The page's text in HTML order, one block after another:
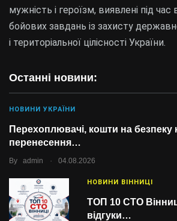
Останні новини:
НОВИНИ УКРАЇНИ
Перехоплювачі, кошти на безпеку
перенесення…
By admin . 04.08.2026
НОВИНИ ВІННИЦІ
ТОП 10 СТО
відгуки…
мужність і героїзм, виявлені під час
бойових завдань із захисту
і територіальної цілісності України.